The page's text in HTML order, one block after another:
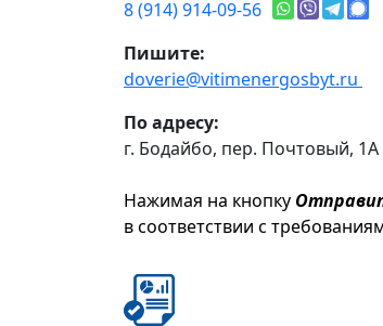
8 (914) 914-09-56
Пишите:
doverie@vitimenergosbyt.ru
По адресу:
г. Бодайбо, пер. Почтовый, 1А
Нажимая на кнопку
в соответствии с